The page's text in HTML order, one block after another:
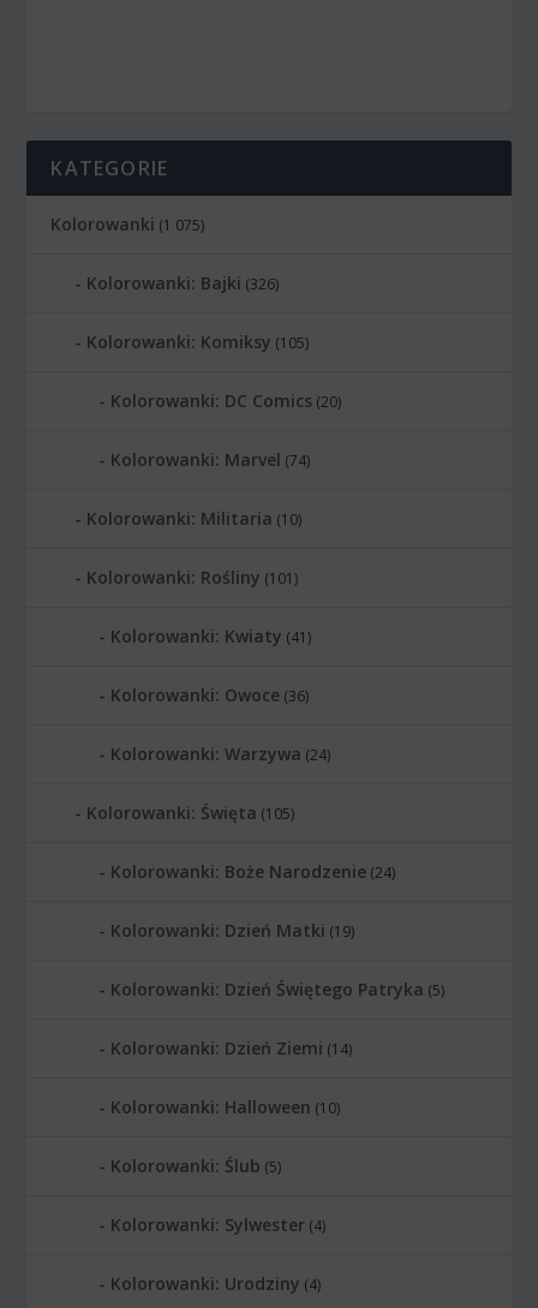
KATEGORIE
Kolorowanki (1 075)
Kolorowanki: Bajki (326)
Kolorowanki: Komiksy (105)
Kolorowanki: DC Comics (20)
Kolorowanki: Marvel (74)
Kolorowanki: Militaria (10)
Kolorowanki: Rośliny (101)
Kolorowanki: Kwiaty (41)
Kolorowanki: Owoce (36)
Kolorowanki: Warzywa (24)
Kolorowanki: Święta (105)
Kolorowanki: Boże Narodzenie (24)
Kolorowanki: Dzień Matki (19)
Kolorowanki: Dzień Świętego Patryka (5)
Kolorowanki: Dzień Ziemi (14)
Kolorowanki: Halloween (10)
Kolorowanki: Ślub (5)
Kolorowanki: Sylwester (4)
Kolorowanki: Urodziny (4)